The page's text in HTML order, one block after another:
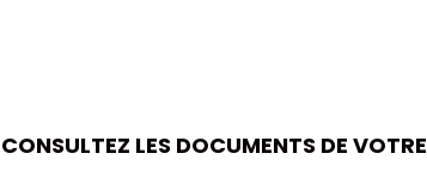
CONSULTEZ LES DOCUMENTS DE